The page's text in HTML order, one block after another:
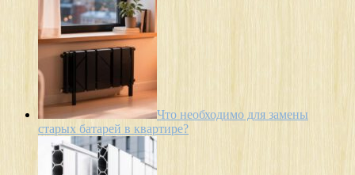
Что необходимо для замены
старых батарей в квартире?